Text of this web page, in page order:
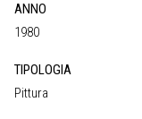
ANNO
1980
TIPOLOGIA
Pittura